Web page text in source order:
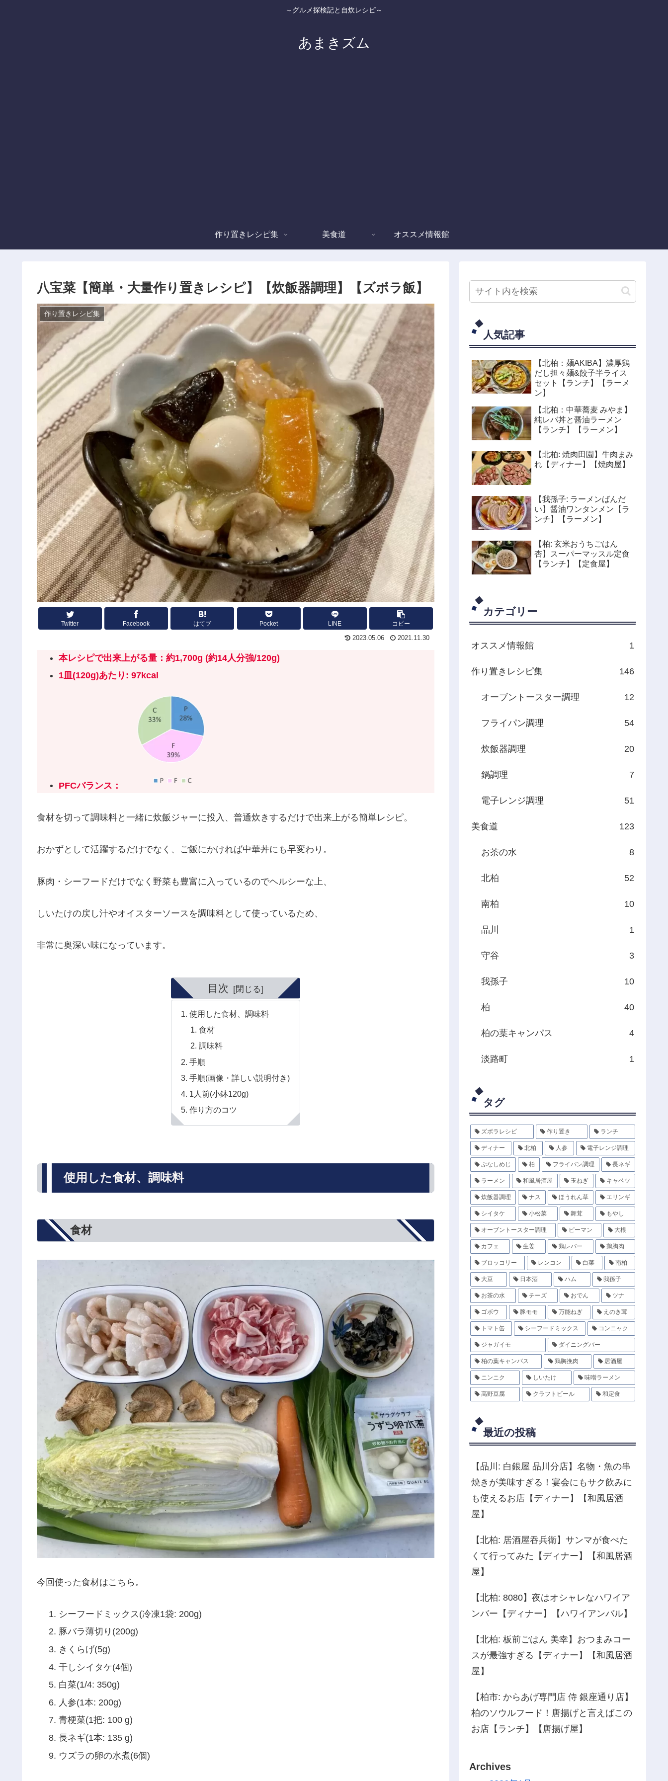
～グルメ探検記と自炊レシピ～
あまきズム
作り置きレシピ集 美食道 オススメ情報館
八宝菜【簡単・大量作り置きレシピ】【炊飯器調理】【ズボラ飯】
作り置きレシピ集
Twitter Facebook はてブ Pocket LINE コピー
2023.05.06 2021.11.30
本レシピで出来上がる量：約1,700g (約14人分強/120g)
1皿(120g)あたり: 97kcal
PFCバランス ：
食材を切って調味料と一緒に炊飯ジャーに投入、普通炊きするだけで出来上がる簡単レシピ。
おかずとして活躍するだけでなく、ご飯にかければ中華丼にも早変わり。
豚肉・シーフードだけでなく野菜も豊富に入っているのでヘルシーな上、
しいたけの戻し汁やオイスターソースを調味料として使っているため、
非常に奥深い味になっています。
目次
使用した食材、調味料
食材
調味料
手順
手順(画像・詳しい説明付き)
1人前(小鉢120g)
作り方のコツ
使用した食材、調味料
食材
今回使った食材はこちら。
シーフードミックス(冷凍1袋: 200g)
豚バラ薄切り(200g)
きくらげ(5g)
干しシイタケ(4個)
白菜(1/4: 350g)
人参(1本: 200g)
青梗菜(1把: 100 g)
長ネギ(1本: 135 g)
ウズラの卵の水煮(6個)
人気記事
【北柏：麺AKIBA】濃厚鶏
だし担々麺&餃子半ライス
セット【ランチ】【ラーメ
ン】
【北柏：中華蕎麦 みやま】
純レバ丼と醤油ラーメン
【ランチ】【ラーメン】
【北柏: 焼肉田園】牛肉まみ
れ【ディナー】【焼肉屋】
【我孫子: ラーメンばんだ
い】醤油ワンタンメン【ラ
ンチ】【ラーメン】
【柏: 玄米おうちごはん
杏】スーパーマッスル定食
【ランチ】【定食屋】
カテゴリー
オススメ情報館 1
作り置きレシピ集 146
オーブントースター調理 12
フライパン調理 54
炊飯器調理 20
鍋調理 7
電子レンジ調理 51
美食道 123
お茶の水 8
北柏 52
南柏 10
品川 1
守谷 3
我孫子 10
柏 40
柏の葉キャンパス 4
淡路町 1
タグ
ズボラレシピ 作り置き ランチ
ディナー 北柏 人参 電子レンジ調理
ぶなしめじ 柏 フライパン調理 長ネギ
ラーメン 和風居酒屋 玉ねぎ キャベツ
炊飯器調理 ナス ほうれん草 エリンギ
シイタケ 小松菜 舞茸 もやし
オーブントースター調理 ピーマン 大根
カフェ 生姜 鶏レバー 鶏胸肉
ブロッコリー レンコン 白菜 南柏
大豆 日本酒 ハム 我孫子
お茶の水 チーズ おでん ツナ
ゴボウ 豚モモ 万能ねぎ えのき茸
トマト缶 シーフードミックス コンニャク
ジャガイモ ダイニングバー
柏の葉キャンパス 鶏胸挽肉 居酒屋
ニンニク しいたけ 味噌ラーメン
高野豆腐 クラフトビール 和定食
最近の投稿
【品川: 白銀屋 品川分店】名物・魚の串
焼きが美味すぎる！宴会にもサク飲みに
も使えるお店【ディナー】【和風居酒
屋】
【北柏: 居酒屋吞兵衛】サンマが食べた
くて行ってみた【ディナー】【和風居酒
屋】
【北柏: 8080】夜はオシャレなハワイア
ンバー【ディナー】【ハワイアンバル】
【北柏: 板前ごはん 美幸】おつまみコー
スが最強すぎる【ディナー】【和風居酒
屋】
【柏市: からあげ専門店 侍 銀座通り店】
柏のソウルフード！唐揚げと言えばこの
お店【ランチ】【唐揚げ屋】
Archives